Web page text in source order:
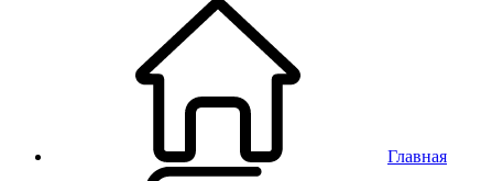
Главная